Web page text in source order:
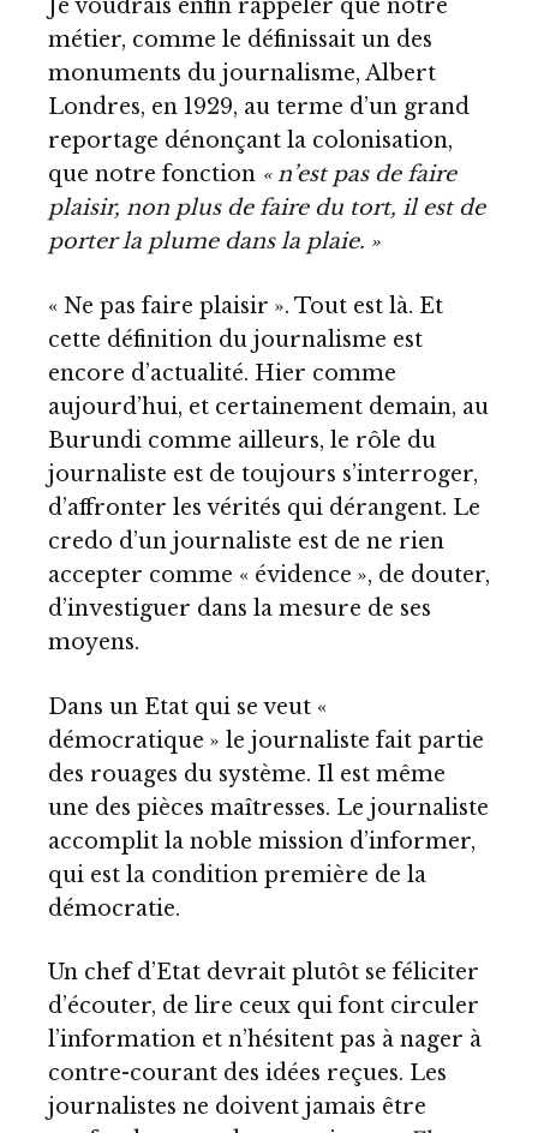
Je voudrais enfin rappeler que notre
métier, comme le définissait un des
monuments du journalisme, Albert
Londres, en 1929, au terme d’un grand
reportage dénonçant la colonisation,
que notre fonction « n’est pas de faire
plaisir, non plus de faire du tort, il est de
porter la plume dans la plaie. »
« Ne pas faire plaisir ». Tout est là. Et
cette définition du journalisme est
encore d’actualité. Hier comme
aujourd’hui, et certainement demain, au
Burundi comme ailleurs, le rôle du
journaliste est de toujours s’interroger,
d’affronter les vérités qui dérangent. Le
credo d’un journaliste est de ne rien
accepter comme « évidence », de douter,
d’investiguer dans la mesure de ses
moyens.
Dans un Etat qui se veut «
démocratique » le journaliste fait partie
des rouages du système. Il est même
une des pièces maîtresses. Le journaliste
accomplit la noble mission d’informer,
qui est la condition première de la
démocratie.
Un chef d’Etat devrait plutôt se féliciter
d’écouter, de lire ceux qui font circuler
l’information et n’hésitent pas à nager à
contre-courant des idées reçues. Les
journalistes ne doivent jamais être